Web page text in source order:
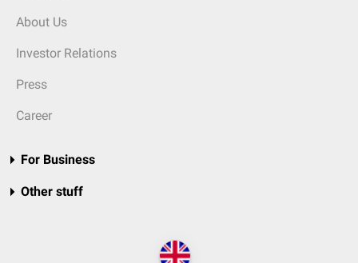
About Us
Investor Relations
Press
Career
For Business
Other stuff